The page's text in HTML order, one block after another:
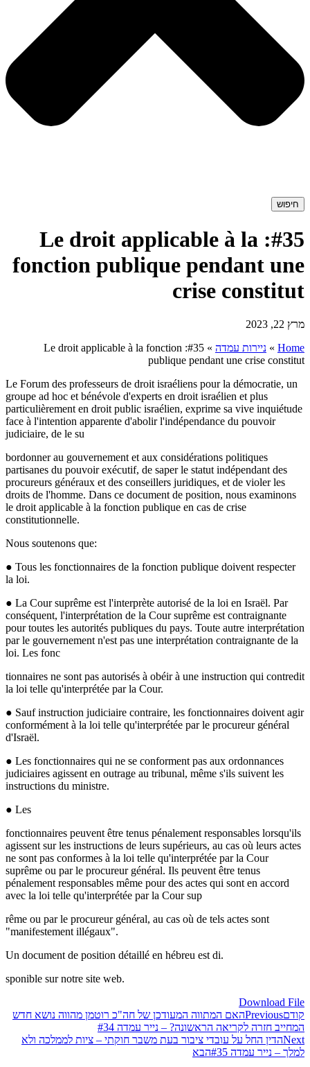
חיפוש
#35: Le droit applicable à la
fonction publique pendant une
crise constitut
מרץ 22, 2023
Home
» ניירות עמדה »
#35: Le droit applicable à la fonction
publique pendant une crise constitut
Le Forum des professeurs de droit israéliens pour la démocratie, un
groupe ad hoc et bénévole d'experts en droit israélien et plus
particulièrement en droit public israélien, exprime sa vive inquiétude
face à l'intention apparente d'abolir l'indépendance du pouvoir
judiciaire, de le su
bordonner au gouvernement et aux considérations politiques
partisanes du pouvoir exécutif, de saper le statut indépendant des
procureurs généraux et des conseillers juridiques, et de violer les
droits de l'homme. Dans ce document de position, nous examinons
le droit applicable à la fonction publique en cas de crise
constitutionnelle.
Nous soutenons que:
● Tous les fonctionnaires de la fonction publique doivent respecter
la loi.
● La Cour suprême est l'interprète autorisé de la loi en Israël. Par
conséquent, l'interprétation de la Cour suprême est contraignante
pour toutes les autorités publiques du pays. Toute autre interprétation
par le gouvernement n'est pas une interprétation contraignante de la
loi. Les fonc
tionnaires ne sont pas autorisés à obéir à une instruction qui contredit
la loi telle qu'interprétée par la Cour.
● Sauf instruction judiciaire contraire, les fonctionnaires doivent agir
conformément à la loi telle qu'interprétée par le procureur général
d'Israël.
● Les fonctionnaires qui ne se conforment pas aux ordonnances
judiciaires agissent en outrage au tribunal, même s'ils suivent les
instructions du ministre.
● Les
fonctionnaires peuvent être tenus pénalement responsables lorsqu'ils
agissent sur les instructions de leurs supérieurs, au cas où leurs actes
ne sont pas conformes à la loi telle qu'interprétée par la Cour
suprême ou par le procureur général. Ils peuvent être tenus
pénalement responsables même pour des actes qui sont en accord
avec la loi telle qu'interprétée par la Cour sup
rême ou par le procureur général, au cas où de tels actes sont
"manifestement illégaux".
Un document de position détaillé en hébreu est di.
sponible sur notre site web.
Download File
קודםPreviousהאם המתווה המעודכן של חה"כ רוטמן מהווה נושא חדש
המחייב חזרה לקריאה הראשונה? – נייר עמדה #34
Nextהדין החל על עובדי ציבור בעת משבר חוקתי – ציות לממלכה ולא
למלך – נייר עמדה #35
הבא